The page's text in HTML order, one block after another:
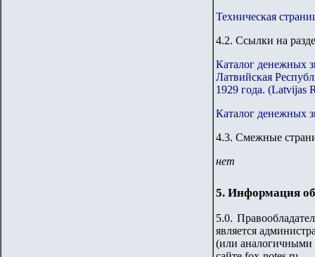
Техническая
4.2. Ссылки на
Каталог денежных
Латвийская
1929 года. (Latvijas
Каталог денежных
4.3. Смежные
нет
5. Информация
5.0.
является
(или аналогичными